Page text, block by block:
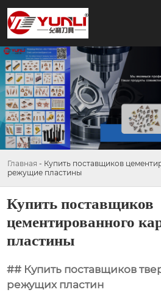
Главная - Купить поставщиков
режущие пластины
Купить поставщиков
цементированного
пластины
## Купить поставщиков
режущих пластин